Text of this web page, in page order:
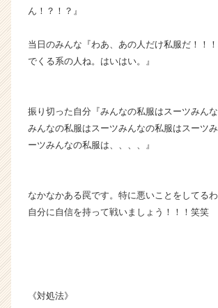
ん！？！？』
当日のみんな『わあ、あの人だけ私服だ！！
でくる系の人ね。はいはい。』
振り切った自分『みんなの私服はスーツみん
みんなの私服はスーツみんなの私服はスーツ
ーツみんなの私服は、、、、』
なかなかある罠です。特に悪いことをしてる
自分に自信を持って戦いましょう！！！笑笑
《対処法》